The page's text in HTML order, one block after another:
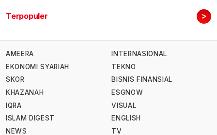
Terpopuler >
AMEERA
EKONOMI SYARIAH
SKOR
KHAZANAH
IQRA
ISLAM DIGEST
NEWS
INTERNASIONAL
TEKNO
BISNIS FINANSIAL
ESGNOW
VISUAL
ENGLISH
TV